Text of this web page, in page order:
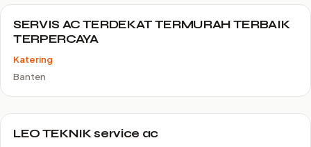
SERVIS AC TERDEKAT TERMURAH TERBAIK
TERPERCAYA
Katering
Banten
LEO TEKNIK service ac